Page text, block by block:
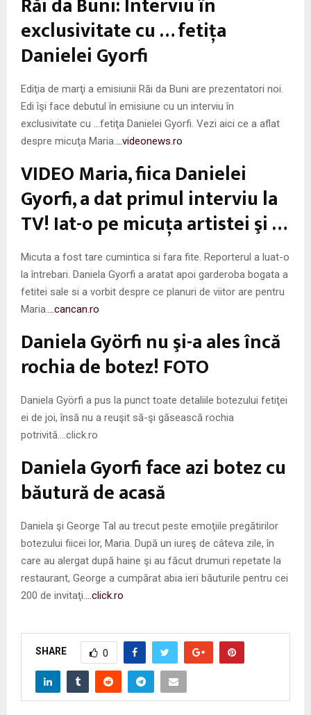
U
exclusivitate cu … fetiţa
Danielei Gyorfi
Ediţia de marţi a emisiunii Răi da Buni are prezentatori noi.
Edi îşi face debutul în emisiune cu un interviu în
exclusivitate cu …fetiţa Danielei Gyorfi. Vezi aici ce a aflat
despre micuţa Maria.
…videonews.ro
VIDEO Maria, fiica Danielei
Gyorfi, a dat primul interviu la
TV! Iat-o pe micuţa artistei şi …
Micuta a fost tare cumintica si fara fite. Reporterul a luat-o
la întrebari. Daniela Gyorfi a aratat apoi garderoba bogata a
fetitei sale si a vorbit despre ce planuri de viitor are pentru
Maria.
…cancan.ro
Daniela Györfi nu şi-a ales încă
rochia de botez! FOTO
Daniela Györfi a pus la punct toate detaliile botezului fetiţei
ei de joi, însă nu a reuşit să-şi găsească rochia
potrivită….click.ro
Daniela Gyorfi face azi botez cu
băutură de acasă
Daniela şi George Tal au trecut peste emoţiile pregătirilor
botezului fiicei lor, Maria. După un iureş de câteva zile, în
care au alergat după haine şi au făcut drumuri repetate la
restaurant, George a cumpărat abia ieri băuturile pentru cei
200 de invitaţi.
…click.ro
SHARE 0